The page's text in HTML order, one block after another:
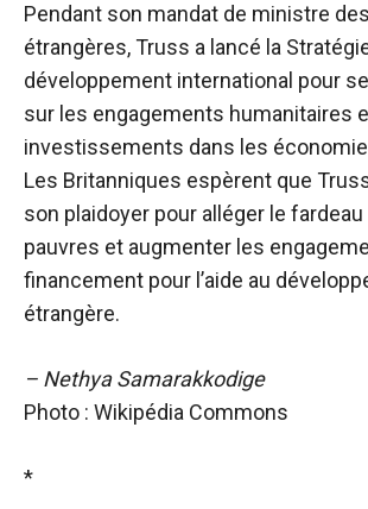
Pendant son mandat de ministre
étrangères, Truss a lancé la
développement international pour
sur les engagements humanitaires
investissements dans les
Les Britanniques espèrent que
son plaidoyer pour alléger le
pauvres et augmenter les
financement pour l’aide au
étrangère.
– Nethya Samarakkodige
Photo : Wikipédia Commons
*